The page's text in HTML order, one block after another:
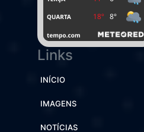
Links
INÍCIO
IMAGENS
NOTÍCIAS